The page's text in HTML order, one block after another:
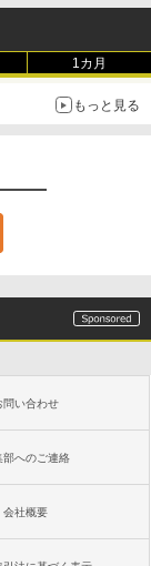
む】 【オンラ
ックス | オン
Robux 【限
む】 【オンラ
& Business 202
コード版|Wind
Robux 【限
む】 【オンラ
ックス | オン
画像生成シリー
でも安心 使い
コンテンツ作成
エンジニアのた
& CSSとWe
版］
節ライト、12
なし、ブラッ
い、かさばら
すい、6週間持
16GB、広告な
チャーエディ
イト、12週間
、メタリック
| 16GBストレ
ーディスプレ
8週間持続バッ
1カ月
もっと見る
問い合わせ
部へのご連絡
会社概要